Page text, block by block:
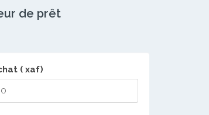
de prêt
( xaf)